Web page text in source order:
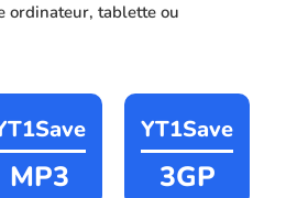
ordinateur, tablette ou
MP3
YT1Save
3GP